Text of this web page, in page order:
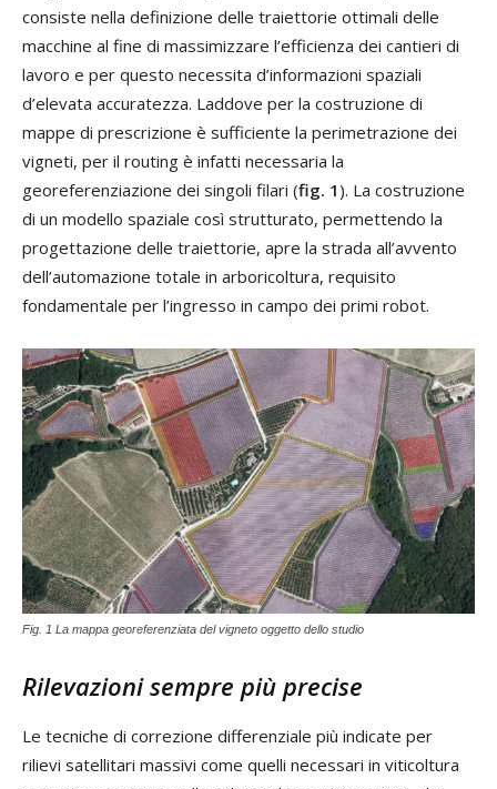
consiste nella definizione delle traiettorie ottimali delle
macchine al fine di massimizzare l’efficienza dei cantieri di
lavoro e per questo necessita d’informazioni spaziali
d’elevata accuratezza. Laddove per la costruzione di
mappe di prescrizione è sufficiente la perimetrazione dei
vigneti, per il routing è infatti necessaria la
georeferenziazione dei singoli filari (fig. 1). La costruzione
di un modello spaziale così strutturato, permettendo la
progettazione delle traiettorie, apre la strada all’avvento
dell’automazione totale in arboricoltura, requisito
fondamentale per l’ingresso in campo dei primi robot.
Fig. 1 La mappa georeferenziata del vigneto oggetto dello studio
Rilevazioni sempre più precise
Le tecniche di correzione differenziale più indicate per
rilievi satellitari massivi come quelli necessari in viticoltura